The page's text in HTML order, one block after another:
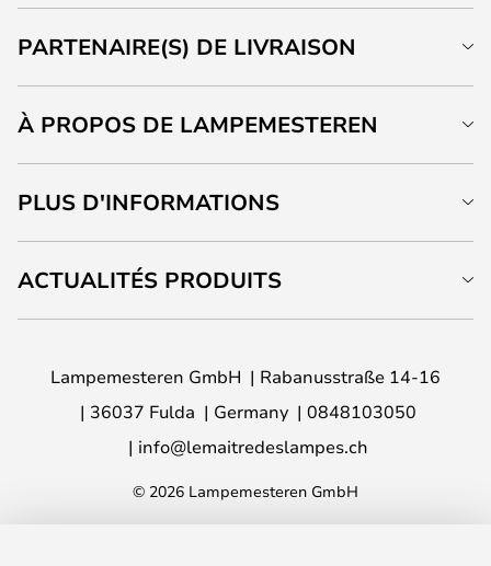
PARTENAIRE(S) DE LIVRAISON
À PROPOS DE LAMPEMESTEREN
PLUS D'INFORMATIONS
ACTUALITÉS PRODUITS
Lampemesteren GmbH
Rabanusstraße 14-16
36037 Fulda
Germany
0848103050
info@lemaitredeslampes.ch
© 2026 Lampemesteren GmbH